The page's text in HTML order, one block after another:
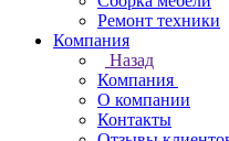
Ремонт техники
Компания
Назад
Компания
О компании
Контакты